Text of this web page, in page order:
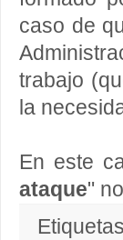
caso de
trabajo
la
En este
ataque"